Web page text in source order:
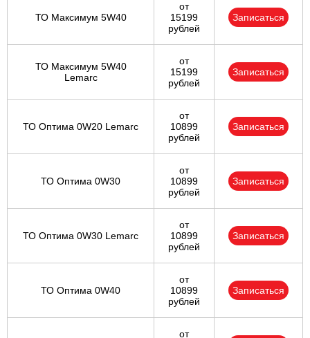
ТО Максимум 5W40
от
15199
рублей
Записаться
ТО Максимум 5W40
Lemarc
от
15199
рублей
Записаться
ТО Оптима 0W20 Lemarc
от
10899
рублей
Записаться
ТО Оптима 0W30
от
10899
рублей
Записаться
ТО Оптима 0W30 Lemarc
от
10899
рублей
Записаться
ТО Оптима 0W40
от
10899
рублей
Записаться
от